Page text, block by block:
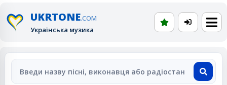
UKRTONE.COM
Українська музика